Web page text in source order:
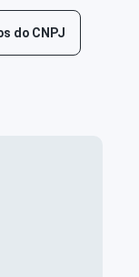
do CNPJ